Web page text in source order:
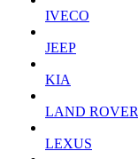
IVECO
JEEP
KIA
LAND ROVER
LEXUS